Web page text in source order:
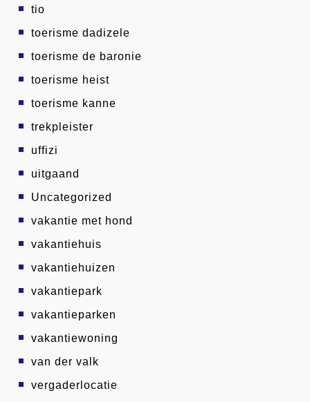
tio
toerisme dadizele
toerisme de baronie
toerisme heist
toerisme kanne
trekpleister
uffizi
uitgaand
Uncategorized
vakantie met hond
vakantiehuis
vakantiehuizen
vakantiepark
vakantieparken
vakantiewoning
van der valk
vergaderlocatie